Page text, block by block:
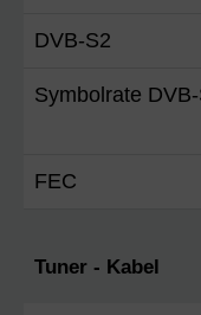
DVB-S2
Symbolrate
FEC
Tuner - Kabel